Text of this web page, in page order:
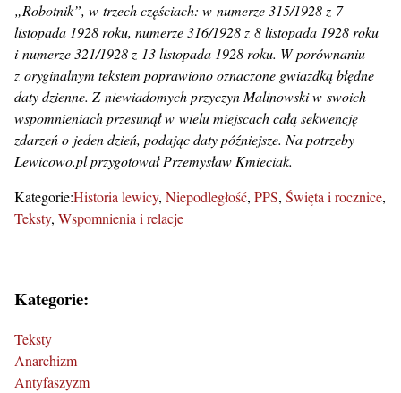
„Robotnik”, w trzech częściach: w numerze 315/1928 z 7
listopada 1928 roku, numerze 316/1928 z 8 listopada 1928 roku
i numerze 321/1928 z 13 listopada 1928 roku. W porównaniu
z oryginalnym tekstem poprawiono oznaczone gwiazdką błędne
daty dzienne. Z niewiadomych przyczyn Malinowski w swoich
wspomnieniach przesunął w wielu miejscach całą sekwencję
zdarzeń o jeden dzień, podając daty późniejsze. Na potrzeby
Lewicowo.pl przygotował Przemysław Kmieciak.
Kategorie:Historia lewicy Niepodległość PPS Święta i rocznice
Teksty Wspomnienia i relacje
Kategorie:
Teksty
Anarchizm
Antyfaszyzm